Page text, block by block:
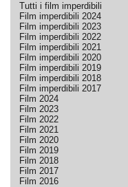
Tutti i film imperdibili
Film imperdibili 2024
Film imperdibili 2023
Film imperdibili 2022
Film imperdibili 2021
Film imperdibili 2020
Film imperdibili 2019
Film imperdibili 2018
Film imperdibili 2017
Film 2024
Film 2023
Film 2022
Film 2021
Film 2020
Film 2019
Film 2018
Film 2017
Film 2016